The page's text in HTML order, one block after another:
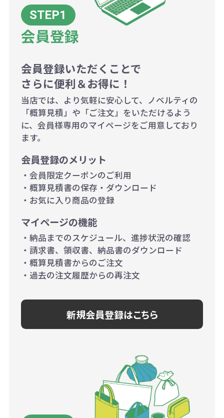
ボリュームディスカウントの計算は
商品や印刷方法によって異なります
ので、予めご了承ください。
例：200個未満（1式：18,000円）
200個~499個の場合：42円（1個
当たり）
500個~999個の場合：35円（1個
1,000個以上：28円（1個当た
り）
会員登録
会員登録いただくことで
さらに便利＆お得に！
当店では、より気軽に安心して、ノベルティの
「概算見積」や「ご注文」をいただけるよう
に、会員様専用のマイページをご用意しており
ます。
会員登録のメリット
・会員限定クーポンのご利用
・概算見積書の保存・ダウンロード
・お気に入り商品の登録
マイページの機能
・納品までのスケジュール、進捗状況の確認
・請求書、領収書、納品書のダウンロード
・概算見積書からのご注文
・過去の注文履歴からの再注文
新規会員登録はこちら